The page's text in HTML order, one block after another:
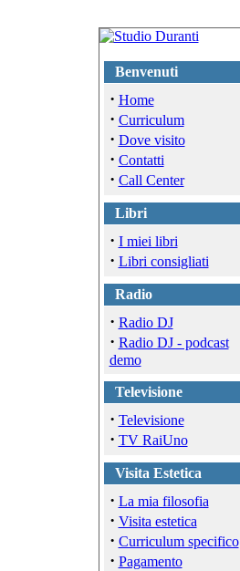
Benvenuti
· Home
· Curriculum
· Dove visito
· Contatti
· Call Center
Libri
· I miei libri
· Libri consigliati
Radio
· Radio DJ
· Radio DJ - podcast
demo
Televisione
· Televisione
· TV RaiUno
Visita Estetica
· La mia filosofia
· Visita estetica
· Curriculum specifico
· Pagamento